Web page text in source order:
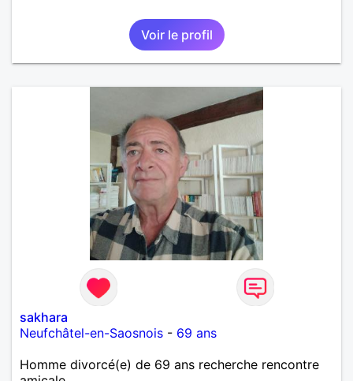
Voir le profil
sakhara
Neufchâtel-en-Saosnois - 69 ans
Homme divorcé(e) de 69 ans recherche rencontre